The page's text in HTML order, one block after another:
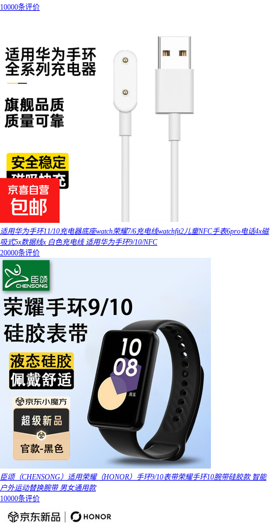
10000条评价
适用华为手环11/10充电器底座watch荣耀7/6充电线watchfit2儿童NFC手表6pro电话4x磁
吸式5x数据线x 白色充电线 适用华为手环9/10/NFC
20000条评价
臣颂（CHENSONG）适用荣耀（HONOR）手环9/10表带荣耀手环10腕带硅胶款 智能
户外运动替换腕带 男女通用款
10000条评价